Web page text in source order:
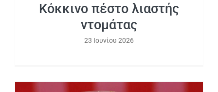
Κόκκινο πέστο λιαστής
ντομάτας
23 Ιουνίου 2026